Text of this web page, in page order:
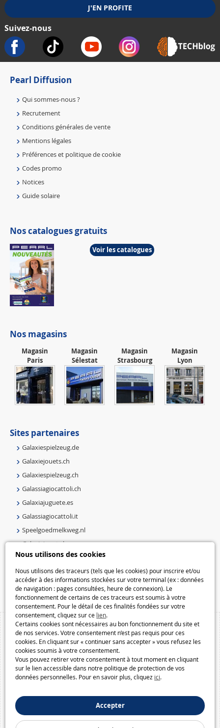
Nous utilisons des cookies
Nous utilisons des traceurs (tels que les cookies) pour inscrire et/ou
accéder à des informations stockées sur votre terminal (ex : données
de navigation : pages consultées, heure de connexion). Le
fonctionnement de certains de ces traceurs est soumis à votre
consentement. Pour le détail de ces finalités fondées sur votre
consentement, cliquez sur ce lien.
Certains cookies sont nécessaires au bon fonctionnement du site et
de nos services. Votre consentement n’est pas requis pour ces
cookies. En cliquant sur « continuer sans accepter » vous refusez les
cookies soumis à votre consentement.
Vous pouvez retirer votre consentement à tout moment en cliquant
sur le lien accessible dans notre politique de protection de vos
données personnelles. Pour en savoir plus, cliquez ici.
Accepter
Suivez-nous
Pearl Diffusion
Qui sommes-nous ?
Recrutement
Conditions générales de vente
Mentions légales
Préférences et politique de cookie
Codes promo
Notices
Guide solaire
Nos catalogues gratuits
Voir les catalogues
Nos magasins
Magasin
Paris
Magasin
Sélestat
Magasin
Strasbourg
Magasin
Lyon
Sites partenaires
Galaxiespielzeug.de
Galaxiejouets.ch
Galaxiespielzeug.ch
Galassiagiocattoli.ch
Galaxiajuguete.es
Galassiagiocattoli.it
Speelgoedmelkweg.nl
Galaxiejouets.be
Galaxiespielzeug.be
Speelgoedmelkweg.be
Macway.com